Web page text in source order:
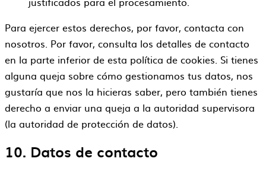
Para ejercer estos derechos, por favor, contacta con
nosotros. Por favor, consulta los detalles de contacto
en la parte inferior de esta política de cookies. Si tienes
alguna queja sobre cómo gestionamos tus datos, nos
gustaría que nos la hicieras saber, pero también tienes
derecho a enviar una queja a la autoridad supervisora
(la autoridad de protección de datos).
10. Datos de contacto